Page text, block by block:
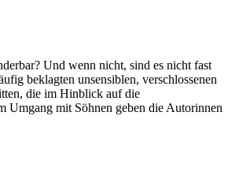
Und wenn nicht, sind es nicht fast
beklagten unsensiblen, verschlossenen
die im Hinblick auf die
Umgang mit Söhnen geben die Autorinnen